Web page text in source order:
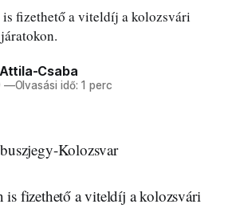
is fizethető a viteldíj a kolozsvári
Csaba
—Olvasási idő: 1 perc
is fizethető a viteldíj a kolozsvári